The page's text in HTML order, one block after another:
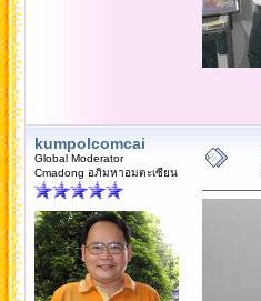
kumpolcomcai
Global Moderator
Cmadong อภิมหาอมตะเซียน